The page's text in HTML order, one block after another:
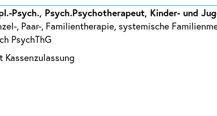
Psych., Psych.Psychotherapeut, Kinder- und
, Paar-, Familientherapie, systemische
PsychThG
Kassenzulassung